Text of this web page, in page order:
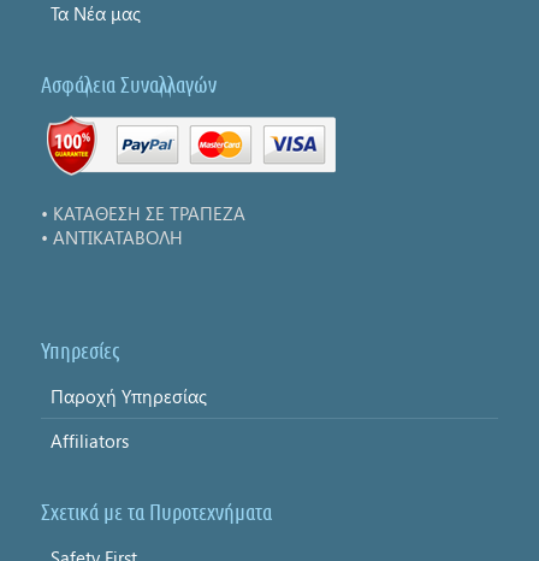
Τα Νέα μας
Ασφάλεια Συναλλαγών
• ΚΑΤΑΘΕΣΗ ΣΕ ΤΡΑΠΕΖΑ
• ΑΝΤΙΚΑΤΑΒΟΛΗ
Υπηρεσίες
Παροχή Υπηρεσίας
Affiliators
Σχετικά με τα Πυροτεχνήματα